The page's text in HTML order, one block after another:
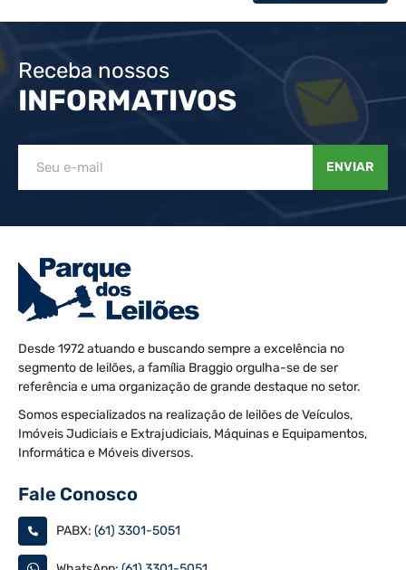
Receba nossos
INFORMATIVOS
ENVIAR
Desde 1972 atuando e buscando sempre a excelência no
segmento de leilões, a família Braggio orgulha-se de ser
referência e uma organização de grande destaque no setor.
Somos especializados na realização de leilões de Veículos,
Imóveis Judiciais e Extrajudiciais, Máquinas e Equipamentos,
Informática e Móveis diversos.
Fale Conosco
PABX: (61) 3301-5051